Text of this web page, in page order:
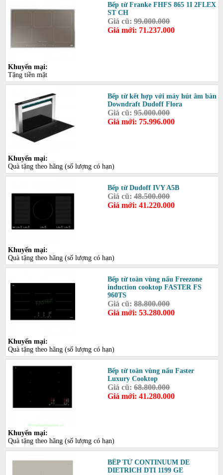
Bếp từ Franke FHFS 865 1I 2FLEX
ST CH
Giá cũ:99.000.000
Giá mới: 71.237.000
Khuyến mại:
Tặng tiền mặt
Bếp từ kết hợp với máy hút âm bàn
Downdraft Dudoff Flora
Giá cũ:95.000.000
Giá mới: 75.996.000
Khuyến mại:
Quà tặng theo hãng (số lượng có hạn)
Bếp từ Dudoff IVY A5B
Giá cũ:48.500.000
Giá mới: 41.220.000
Khuyến mại:
Quà tặng theo hãng (số lượng có hạn)
Bếp từ toàn vùng nấu Freezone
induction cooktop FASTER FS
960TS
Giá cũ:88.800.000
Giá mới: 53.280.000
Khuyến mại:
Quà tặng theo hãng (số lượng có hạn)
Bếp từ toàn vùng nấu Faster
Luxury Cooktop
Giá cũ:68.800.000
Giá mới: 41.280.000
Khuyến mại:
Quà tặng theo hãng (số lượng có hạn)
BẾP TỪ CONTINUUM DE
DIETRICH DTI 1199 GE